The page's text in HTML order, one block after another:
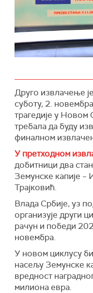
Друго извлачење
суботу, 2.
трагедије у Новом
требала да буду
финалном
У претходном
добитници два
Земунске капије –
Трајковић.
Влада Србије, уз
организује други
рачун и победи
новембра.
У новом циклусу
насељу Земунске
вредност
милиона евра.